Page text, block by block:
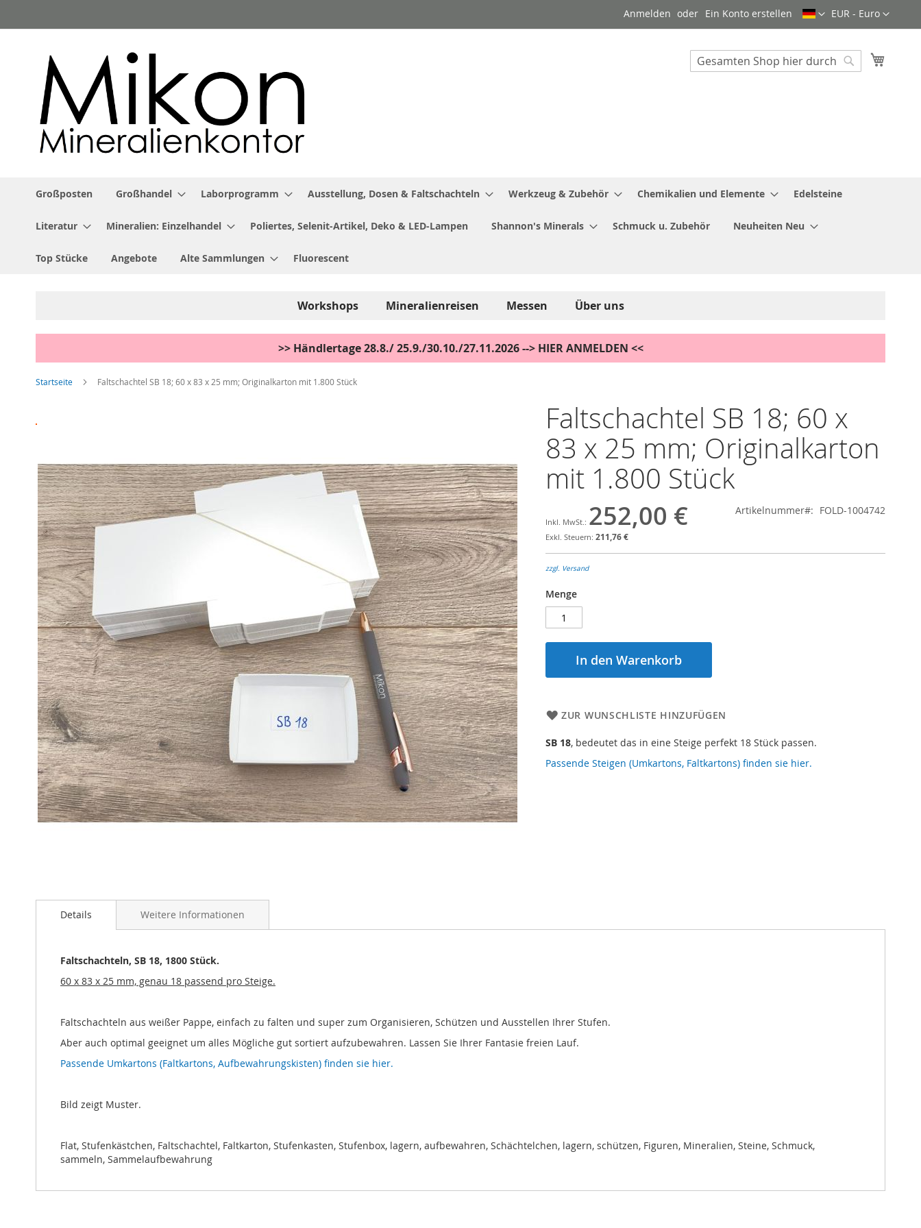
Inhalt
Währung
EUR - Euro
Sprache
Anmelden Ein Konto erstellen
Search
Großposten Großhandel Laborprogramm Ausstellung, Dosen & Faltschachteln Werkzeug & Zubehör Chemikalien und Elemente Edelsteine
Literatur Mineralien: Einzelhandel Poliertes, Selenit-Artikel, Deko & LED-Lampen Shannon's Minerals Schmuck u. Zubehör Neuheiten Neu
Top Stücke Angebote Alte Sammlungen Fluorescent
Workshops Mineralienreisen Messen Über uns
>> Händlertage 28.8./ 25.9./30.10./27.11.2026 --> HIER ANMELDEN <<
Startseite Faltschachtel SB 18; 60 x 83 x 25 mm; Originalkarton mit 1.800 Stück
Ende
springen
Anfang
Faltschachtel SB 18; 60 x
83 x 25 mm; Originalkarton
mit 1.800 Stück
252,00 €
211,76 €
Artikelnummer FOLD-1004742
zzgl. Versand
Menge
In den Warenkorb
ZUR WUNSCHLISTE HINZUFÜGEN
SB 18, bedeutet das in eine Steige perfekt 18 Stück passen.
Passende Steigen (Umkartons, Faltkartons) finden sie hier.
Details
Faltschachteln, SB 18, 1800 Stück.
60 x 83 x 25 mm, genau 18 passend pro Steige.
Faltschachteln aus weißer Pappe, einfach zu falten und super zum Organisieren, Schützen und Ausstellen Ihrer Stufen.
Aber auch optimal geeignet um alles Mögliche gut sortiert aufzubewahren. Lassen Sie Ihrer Fantasie freien Lauf.
Passende Umkartons (Faltkartons, Aufbewahrungskisten) finden sie hier.
Bild zeigt Muster.
Flat, Stufenkästchen, Faltschachtel, Faltkarton, Stufenkasten, Stufenbox, lagern, aufbewahren, Schächtelchen, lagern, schützen, Figuren, Mineralien, Steine, Schmuck,
sammeln, Sammelaufbewahrung
Weitere Informationen